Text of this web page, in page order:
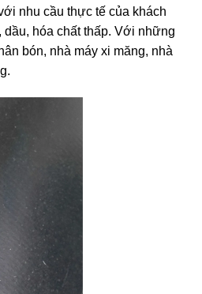
nhu cầu thực tế của khách
hóa chất thấp. Với những
bón, nhà máy xi măng, nhà